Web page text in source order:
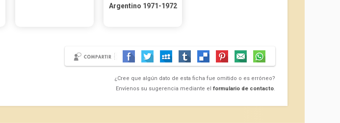
Argentino 1971-1972
¿Cree que algún dato de esta ficha fue omitido o es erróneo?
Envíenos su sugerencia mediante el formulario de contacto.